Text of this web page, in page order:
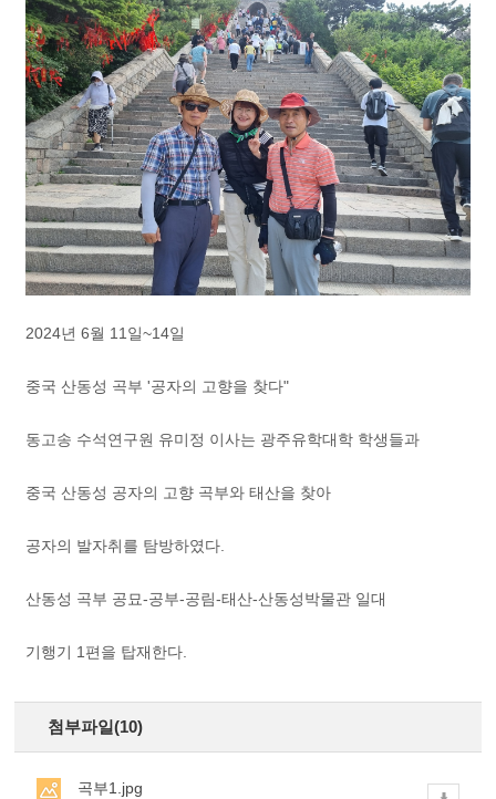
2024년 6월 11일~14일
중국 산동성 곡부 '공자의 고향을 찾다"
동고송 수석연구원 유미정 이사는 광주유학대학 학생들과
중국 산동성 공자의 고향 곡부와 태산을 찾아
공자의 발자취를 탐방하였다.
산동성 곡부 공묘-공부-공림-태산-산동성박물관 일대
기행기 1편을 탑재한다.
첨부파일(10)
곡부1.jpg